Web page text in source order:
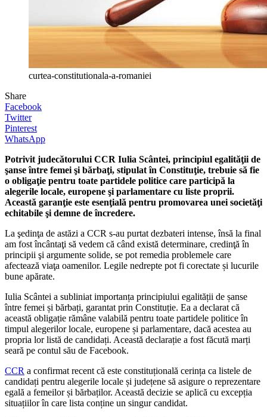
curtea-constitutionala-a-romaniei
Share
Facebook
Twitter
Pinterest
WhatsApp
Potrivit judecătorului CCR Iulia Scântei, principiul egalităţii de
şanse între femei şi bărbaţi, stipulat în Constituţie, trebuie să fie
o obligaţie pentru toate partidele politice care participă la
alegerile locale, europene şi parlamentare cu liste proprii.
Această garanţie este esenţială pentru promovarea unei societăţi
echitabile şi demne de încredere.
La şedinţa de astăzi a CCR s-au purtat dezbateri intense, însă la final
am fost încântaţi să vedem că când există determinare, credinţă în
principii şi argumente solide, se pot remedia problemele care
afectează viaţa oamenilor. Legile nedrepte pot fi corectate și lucurile
bune apărate.
Iulia Scântei a subliniat importanța principiului egalității de șanse
între femei și bărbați, garantat prin Constituție. Ea a declarat că
această obligație rămâne valabilă pentru toate partidele politice în
timpul alegerilor locale, europene și parlamentare, dacă acestea au
propria lor listă de candidați. Această declarație a fost făcută marți
seară pe contul său de Facebook.
CCR a confirmat recent că este constituțională cerința ca listele de
candidați pentru alegerile locale și județene să asigure o reprezentare
egală a femeilor și bărbaților. Această decizie se aplică cu excepția
situațiilor în care lista conține un singur candidat.